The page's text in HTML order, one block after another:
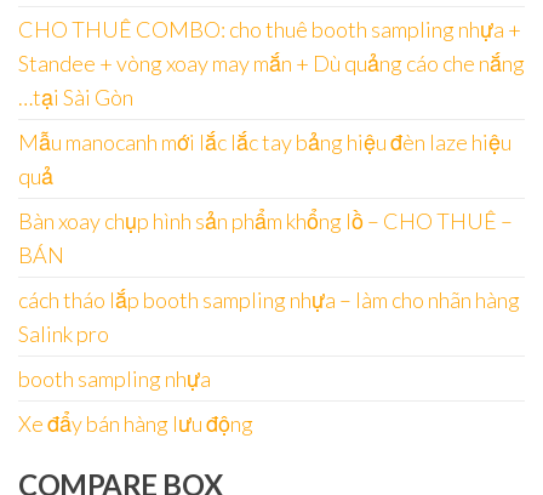
CHO THUÊ COMBO: cho thuê booth sampling nhựa +
Standee + vòng xoay may mắn + Dù quảng cáo che nắng
…tại Sài Gòn
Mẫu manocanh mới lắc lắc tay bảng hiệu đèn laze hiệu
quả
Bàn xoay chụp hình sản phẩm khổng lồ – CHO THUÊ –
BÁN
cách tháo lắp booth sampling nhựa – làm cho nhãn hàng
Salink pro
booth sampling nhựa
Xe đẩy bán hàng lưu động
COMPARE BOX